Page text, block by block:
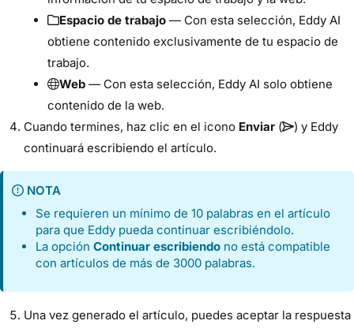
Espacio de trabajo — Con esta selección, Eddy AI
obtiene contenido exclusivamente de tu espacio de
trabajo.
Web — Con esta selección, Eddy AI solo obtiene
contenido de la web.
Cuando termines, haz clic en el icono Enviar (
) y Eddy
continuará escribiendo el artículo.
NOTA
Se requieren un mínimo de 10 palabras en el artículo
para que Eddy pueda continuar escribiéndolo.
La opciónContinuar escribiendo no está compatible
con artículos de más de 3000 palabras.
Una vez generado el artículo, puedes aceptar la respuesta